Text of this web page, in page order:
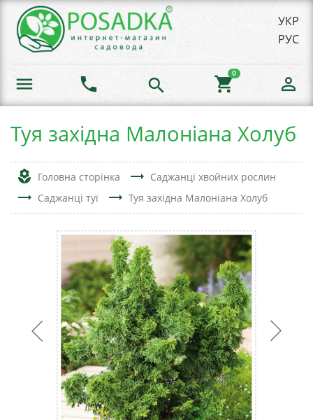
УКР
РУС
menu phone search shopping_cart
0
person_outline
Туя західна Малоніана Холуб
local_florist Головна сторінка trending_flat Саджанці хвойних рослин
trending_flat Саджанці туї trending_flat Туя західна Малоніана Холуб